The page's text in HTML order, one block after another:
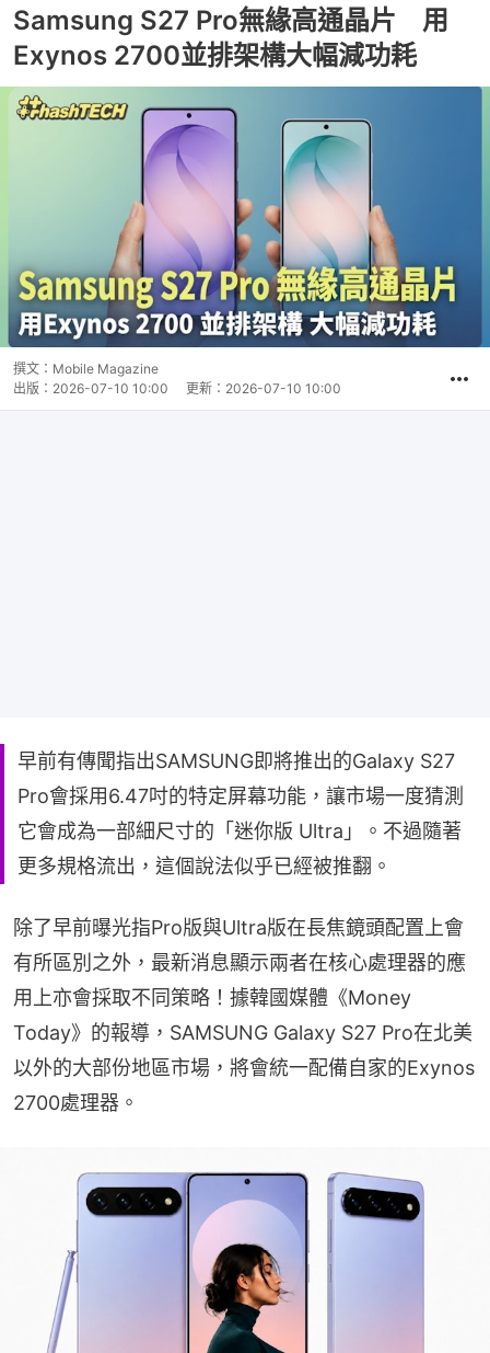
Samsung S27 Pro無緣高通晶片 用
Exynos 2700並排架構大幅減功耗
撰文： Mobile Magazine
出版： 2026-07-10 10:00 更新： 2026-07-10 10:00
早前有傳聞指出SAMSUNG即將推出的Galaxy S27
Pro會採用6.47吋的特定屏幕功能，讓市場一度猜測
它會成為一部細尺寸的「迷你版 Ultra」。不過隨著
更多規格流出，這個說法似乎已經被推翻。
除了早前曝光指Pro版與Ultra版在長焦鏡頭配置上會
有所區別之外，最新消息顯示兩者在核心處理器的應
用上亦會採取不同策略！據韓國媒體《Money
Today》的報導，SAMSUNG Galaxy S27 Pro在北美
以外的大部份地區市場，將會統一配備自家的Exynos
2700處理器。